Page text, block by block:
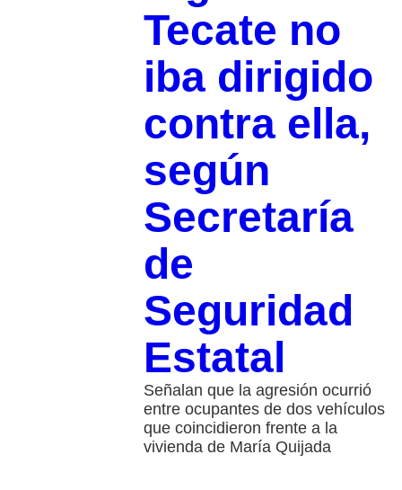
Tecate no
iba dirigido
contra ella,
según
Secretaría
de
Seguridad
Estatal
Señalan que la agresión ocurrió
entre ocupantes de dos vehículos
que coincidieron frente a la
vivienda de María Quijada